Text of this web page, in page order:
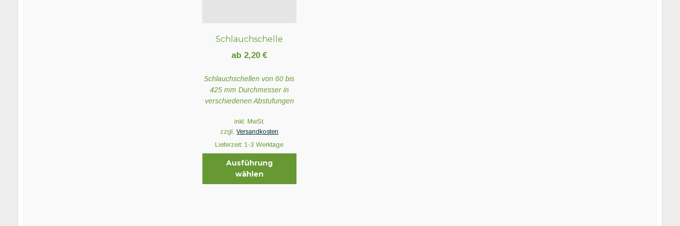
Schlauchschelle
ab 2,20€
Schlauchschellen von 60 bis
425 mm Durchmesser in
verschiedenen Abstufungen
inkl. MwSt.
zzgl.Versandkosten
Lieferzeit:1-3 Werktage
Ausführung
wählen